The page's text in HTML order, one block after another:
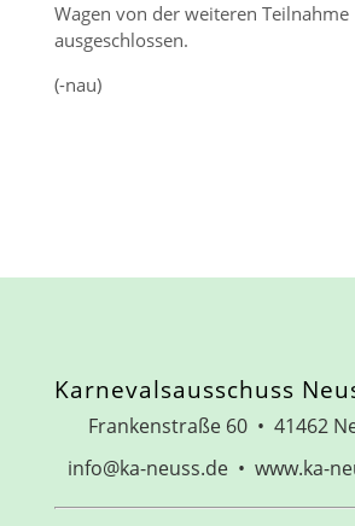
Wagen von der weiteren Teilnahme
ausgeschlossen.
(-nau)
Karnevalsausschuss
Frankenstraße 60 • 41462
info@ka-neuss.de • www.ka-